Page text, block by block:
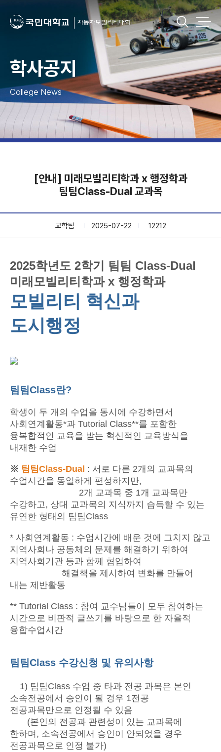
학사공지
College News
[안내] 미래모빌리티학과 x 행정학과
팀팀Class-Dual 교과목
교학팀 2025-07-22 12212
2025학년도 2학기 팀팀 Class-Dual
미래모빌리티학과 x 행정학과
모빌리티 혁신과
도시행정
팀팀Class란?
학생이 두 개의 수업을 동시에 수강하면서
사회연계활동*과 Tutorial Class**를 포함한
융복합적인 교육을 받는 혁신적인 교육방식을
내재한 수업
※ 팀팀Class-Dual : 서로 다른 2개의 교과목의
수업시간을 동일하게 편성하지만,
2개 교과목 중 1개 교과목만
수강하고, 상대 교과목의 지식까지 습득할 수 있는
유연한 형태의 팀팀Class
* 사회연계활동 : 수업시간에 배운 것에 그치지 않고
지역사회나 공동체의 문제를 해결하기 위하여
지역사회기관 등과 함께 협업하여
해결책을 제시하여 변화를 만들어
내는 제반활동
** Tutorial Class : 참여 교수님들이 모두 참여하는
시간으로 비판적 글쓰기를 바탕으로 한 자율적
융합수업시간
팀팀Class 수강신청 및 유의사항
1) 팀팀Class 수업 중 타과 전공 과목은 본인
소속전공에서 승인이 될 경우 1전공
전공과목만으로 인정될 수 있음
(본인의 전공과 관련성이 있는 교과목에
한하며, 소속전공에서 승인이 안되었을 경우
전공과목으로 인정 불가)